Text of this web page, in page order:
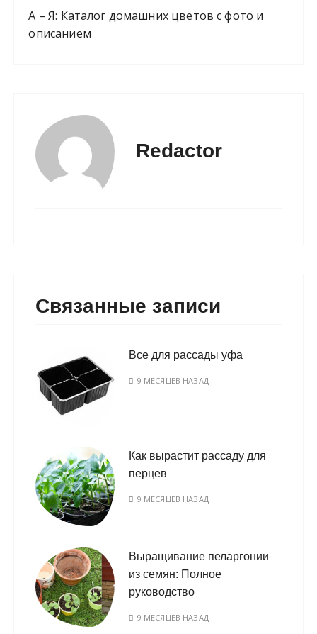
А – Я: Каталог домашних цветов с фото и
описанием
Redactor
Связанные записи
Все для рассады уфа
9 МЕСЯЦЕВ НАЗАД
Как вырастит рассаду для
перцев
9 МЕСЯЦЕВ НАЗАД
Выращивание пеларгонии
из семян: Полное
руководство
9 МЕСЯЦЕВ НАЗАД